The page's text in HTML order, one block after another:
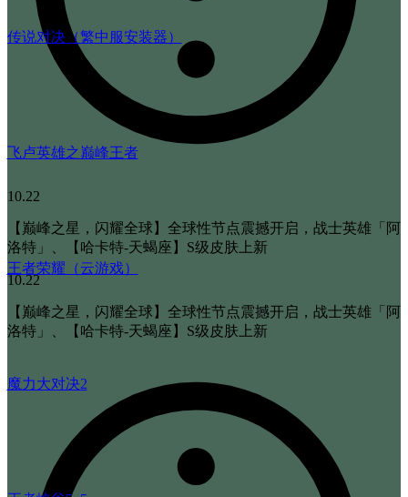
10.22
【巅峰之星，闪耀全球】全球性节点震撼开启，战士英雄「阿
洛特」、【哈卡特-天蝎座】S级皮肤上新
10.22
【巅峰之星，闪耀全球】全球性节点震撼开启，战士英雄「阿
洛特」、【哈卡特-天蝎座】S级皮肤上新
传说对决（繁中服安装器）
飞卢英雄之巅峰王者
王者荣耀（云游戏）
魔力大对决2